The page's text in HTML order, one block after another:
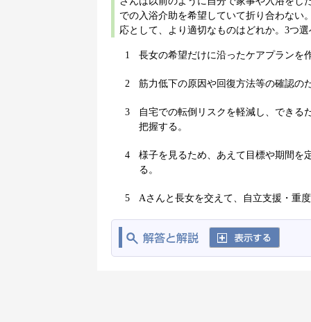
での入浴介助を希望していて折り合わない
応として、より適切なものはどれか。3つ選
1 長女の希望だけに沿ったケアプランを
2 筋力低下の原因や回復方法等の確認の
3
自宅での転倒リスクを軽減し、できる
把握する。
4
様子を見るため、あえて目標や期間を
る。
5 Aさんと長女を交えて、自立支援・重